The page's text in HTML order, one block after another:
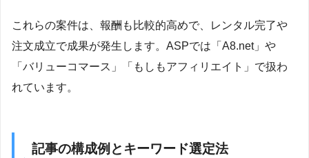
これらの案件は、報酬も比較的高めで、レンタル完了や
注文成立で成果が発生します。ASPでは「A8.net」や
「バリューコマース」「もしもアフィリエイト」で扱わ
れています。
記事の構成例とキーワード選定法